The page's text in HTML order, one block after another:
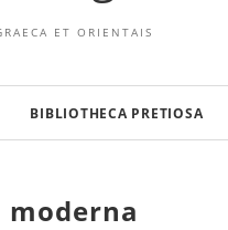
ET ORIENTAIS
BIBLIOTHECA PRETIOSA
moderna